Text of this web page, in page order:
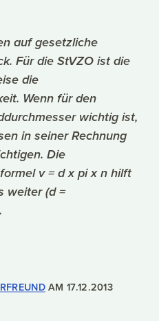
auf gesetzliche
Für die StVZO ist die
die
Wenn für den
wichtig ist,
in seiner Rechnung
Die
v = d x pi x n hilft
weiter (d =
AM17.12.2013